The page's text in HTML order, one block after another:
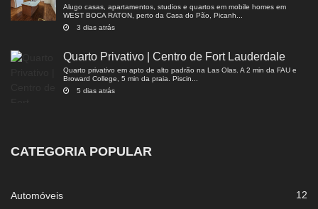
Alugo casas, apartamentos, studios e quartos em mobile homes em
WEST BOCA RATON, perto da Casa do Pão, Picanh...
3 dias atrás
Quarto Privativo | Centro de Fort Lauderdale
Quarto privativo em apto de alto padrão na Las Olas. A 2 min da FAU e
Broward College, 5 min da praia. Piscin...
5 dias atrás
CATEGORIA POPULAR
Automóveis 12